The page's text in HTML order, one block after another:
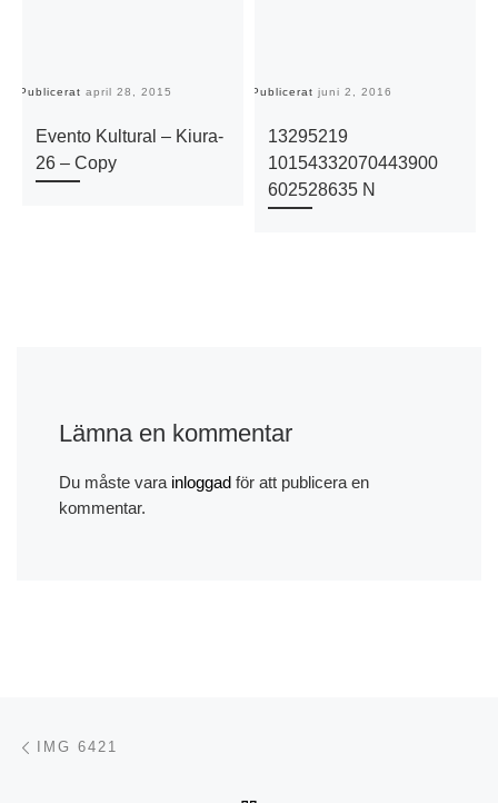
Publicerat april 28, 2015
Evento Kultural – Kiura-
26 – Copy
Publicerat juni 2, 2016
13295219
10154332070443900
602528635 N
Lämna en kommentar
Du måste vara inloggadför att publicera en
kommentar.
Inläggsnavigering
IMG 6421